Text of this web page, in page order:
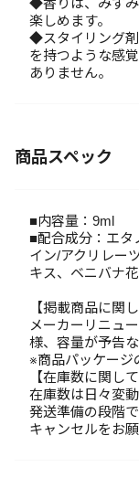
◆香りは、みず
楽しめます。
◆スタイリング
を持つような感
ありません。
商品スペック
■内容量：9ml
■配合成分：エタ
イン/アクリレー
キス、ベニバナ
【掲載商品に関し
メーカーリニュ
様、容量が予告
※商品パッケージ
【在庫数に関して
在庫数は日々変動
発送準備の段階
キャンセルをお